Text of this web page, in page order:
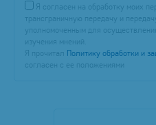
Я согласен на обработку моих
трансграничную передачу и
уполномоченным для
изучения мнений.
Я прочитал Политику обработки и
согласен с ее положениями